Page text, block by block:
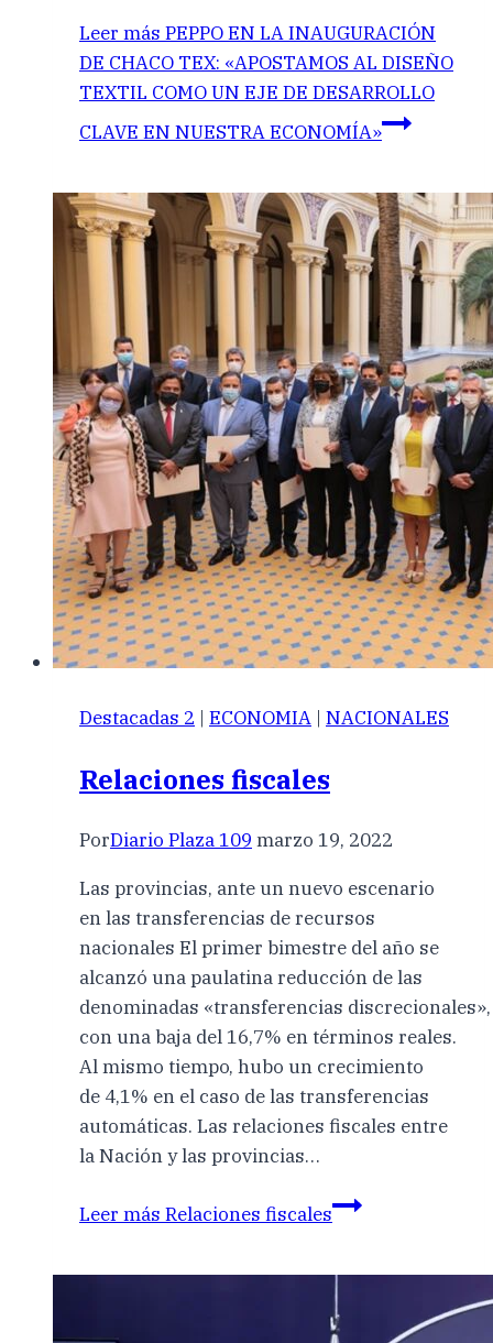
Leer más PEPPO EN LA INAUGURACIÓN
DE CHACO TEX: «APOSTAMOS AL DISEÑO
TEXTIL COMO UN EJE DE DESARROLLO
CLAVE EN NUESTRA ECONOMÍA»
Destacadas 2 | ECONOMIA | NACIONALES
Relaciones fiscales
PorDiario Plaza 109 marzo 19, 2022
Las provincias, ante un nuevo escenario
en las transferencias de recursos
nacionales El primer bimestre del año se
alcanzó una paulatina reducción de las
denominadas «transferencias discrecionales»,
con una baja del 16,7% en términos reales.
Al mismo tiempo, hubo un crecimiento
de 4,1% en el caso de las transferencias
automáticas. Las relaciones fiscales entre
la Nación y las provincias…
Leer más Relaciones fiscales